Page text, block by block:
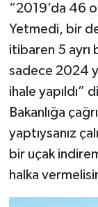
“2019’da 46
Yetmedi, bir
itibaren 5 ayrı
sadece 2024
ihale yapıldı”
Bakanlığa
yaptıysanız
bir uçak
halka